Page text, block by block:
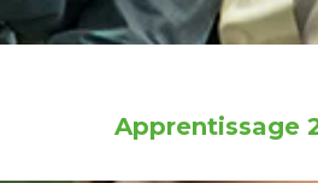
Apprentissage